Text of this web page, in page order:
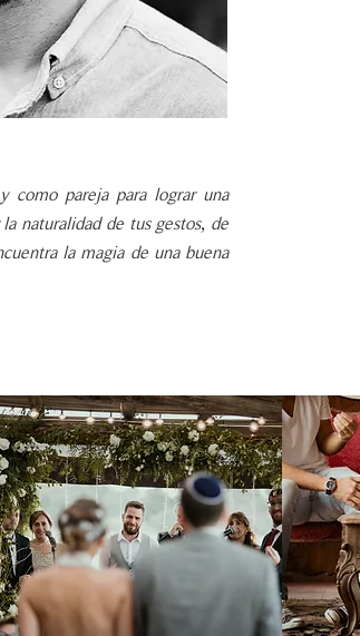
como pareja para lograr una
naturalidad de tus gestos, de
la magia de una buena